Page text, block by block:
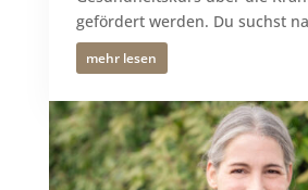
gefördert werden. Du suchst
mehr lesen